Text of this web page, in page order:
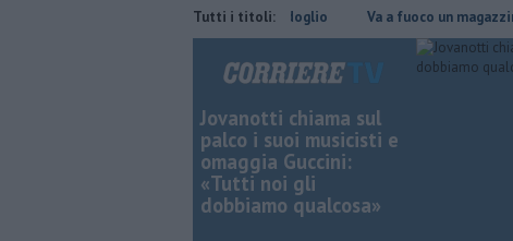
Tutti i titoli:
al dottor Massimo Campana, il cordoglio Va a fuoco un magazzino
Jovanotti chiama sul
palco i suoi musicisti e
omaggia Guccini:
«Tutti noi gli
dobbiamo qualcosa»